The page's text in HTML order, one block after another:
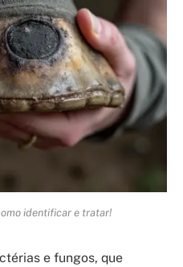
identificar e tratar!
e fungos, que